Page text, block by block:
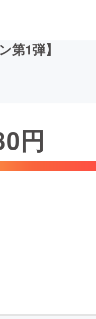
ファッション
1弾】
円